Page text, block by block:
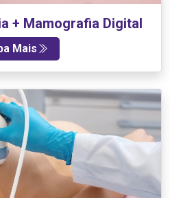
+ Mamografia Digital
Mais